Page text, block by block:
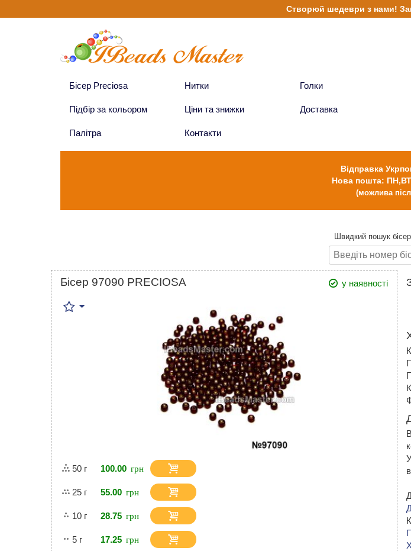
Бісер Preciosa Нитки Голки
Підбір за кольором Ціни та знижки Доставка
Палітра Контакти
Відправка
Нова пошта:
(можлива
Швидкий пошук
Бісер 97090 PRECIOSA у наявності
50 г 100.00
25 г 55.00
10 г 28.75
5 г 17.25
Створюй шедеври з нами!